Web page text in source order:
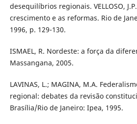
desequilíbrios regionais. VELLOSO,
crescimento e as reformas. Rio de
1996, p. 129-130.
ISMAEL, R. Nordeste: a força da
Massangana, 2005.
LAVINAS, L.; MAGINA, M.A.
regional: debates da revisão
Brasília/Rio de Janeiro: Ipea, 1995.